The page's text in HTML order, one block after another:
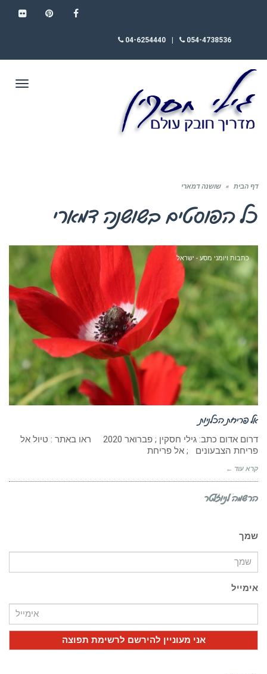
054-4738536
04-6254440
דף הבית » שושנה דמארי
כל הפוסטים בשושנה דמארי
כתבות ויומני מסע - ישראל
אל פריחת הכלניות
דרום אדום כתב: גילי חסקין ; פברואר 2020 ראו באתר : טיול אל
פריחת הצבעונים ; אל פריחת
קרא עוד ←
הרשמה לניוזלטר
שמך
אימייל